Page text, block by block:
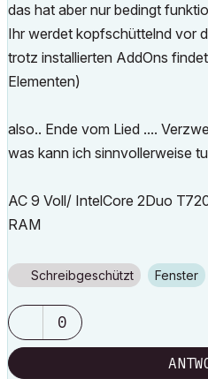
das hat aber nur bedingt
Ihr werdet kopfschüttelnd vor
trotz installierten AddOns
Elementen)
also.. Ende vom Lied ....
was kann ich sinnvollerweise
AC 9 Voll/ IntelCore 2Duo
RAM
Schreibgeschützt Fenster
0